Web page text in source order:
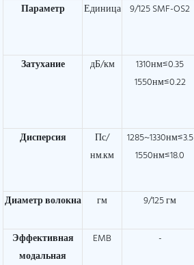
Параметр
Единица 9/125 SMF-OS2
Затухание
дБ/км
1310нм≤0.35
1550нм≤0.22
Дисперсия
Пс/
нм.км
1285~1330нм≤3.5
1550нм≤18.0
Диаметр волокна гм 9/125 гм
Эффективная
модальная
EMB -